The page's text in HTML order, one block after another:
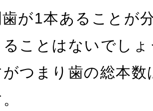
が1本あることが
ることはないでし
がつまり歯の総本